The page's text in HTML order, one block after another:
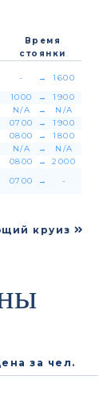
Время
стоянки
- →
1600
1000 →
1900
N/A →
N/A
0700 →
1900
0800 →
1800
N/A →
N/A
0800 →
2000
0700 → -
круиз
за чел.